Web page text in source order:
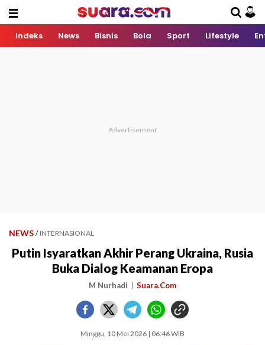
Indeks News Bisnis Bola Sport Lifestyle
NEWS / INTERNASIONAL
Putin Isyaratkan Akhir Perang Ukraina, Rusia
Buka Dialog Keamanan Eropa
M Nurhadi Suara.Com
Minggu, 10 Mei 2026 | 06:46 WIB